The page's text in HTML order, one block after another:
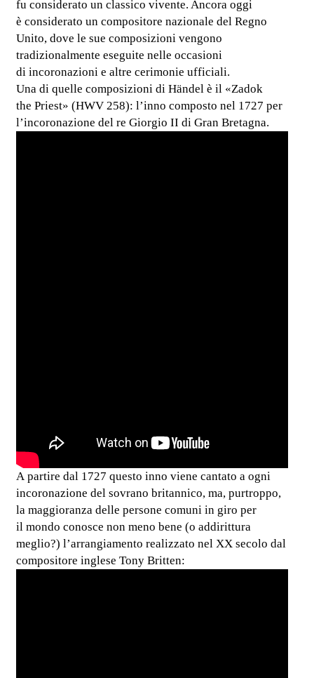
fu considerato un classico vivente. Ancora oggi
è considerato un compositore nazionale del Regno
Unito, dove le sue composizioni vengono
tradizionalmente eseguite nelle occasioni
di incoronazioni e altre cerimonie ufficiali.
Una di quelle composizioni di Händel è il «Zadok
the Priest» (HWV 258): l’inno composto nel 1727 per
l’incoronazione del re Giorgio II di Gran Bretagna.
A partire dal 1727 questo inno viene cantato a ogni
incoronazione del sovrano britannico, ma, purtroppo,
la maggioranza delle persone comuni in giro per
il mondo conosce non meno bene (o addirittura
meglio?) l’arrangiamento realizzato nel XX secolo dal
compositore inglese Tony Britten: